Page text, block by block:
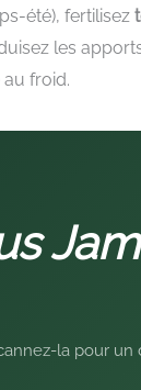
été), fertilisez
les
froid.
la pour